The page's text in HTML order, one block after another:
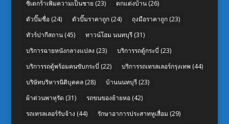
ซิเดกร้าเพิ่มความเป็นชาย (23) ตกแต่งบ้าน(26)
ตัวปั๊มชื่อ(24) ตัวปั๊มราคาถูก(24) ถุงมือราคาถูก(23)
ทัวร์ปากีสถาน(45) ทาวน์โฮม นนทบุรี(31)
บริการฉายหนังกลางแปลง (23) บริการรถตู้กระบี่ (23)
บริการรถตู้พร้อมคนขับกระบี่ (22) บริการรถเทรลเลอร์กรุงเทพ (44)
บริษัทบริหารนิติบุคคล(28) บ้านนนทบุรี(23)
ผ้าต่วนพาหุรัด (31) รถขนของย้ายหอ(42)
รถเทรลเลอร์รับจ้าง (44) รักษาอาการประสาทหูเสื่อม (29)